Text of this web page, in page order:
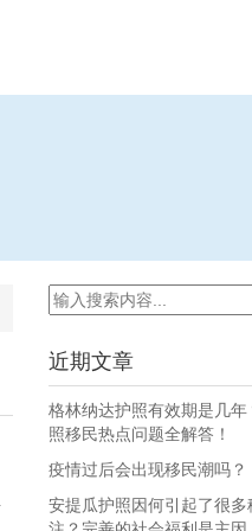
近期文章
格林纳达护照有效期是几年
照移民热点问题全解答！
疫情过后会出现移民潮吗？
安提瓜护照因何引起了很多